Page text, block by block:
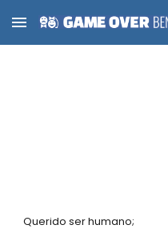
Skip to main content
Querido ser humano;